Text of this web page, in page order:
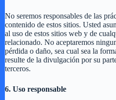
No seremos responsables de las
contenido de estos sitios. Usted
al uso de estos sitios web y de
relacionado. No aceptaremos
pérdida o daño, sea cual sea la
resulte de la divulgación por su
terceros.
6. Uso responsable